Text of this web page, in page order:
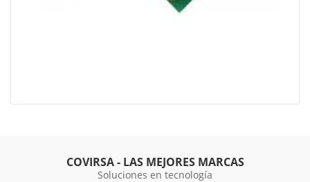
COVIRSA - LAS MEJORES MARCAS
Soluciones en tecnología